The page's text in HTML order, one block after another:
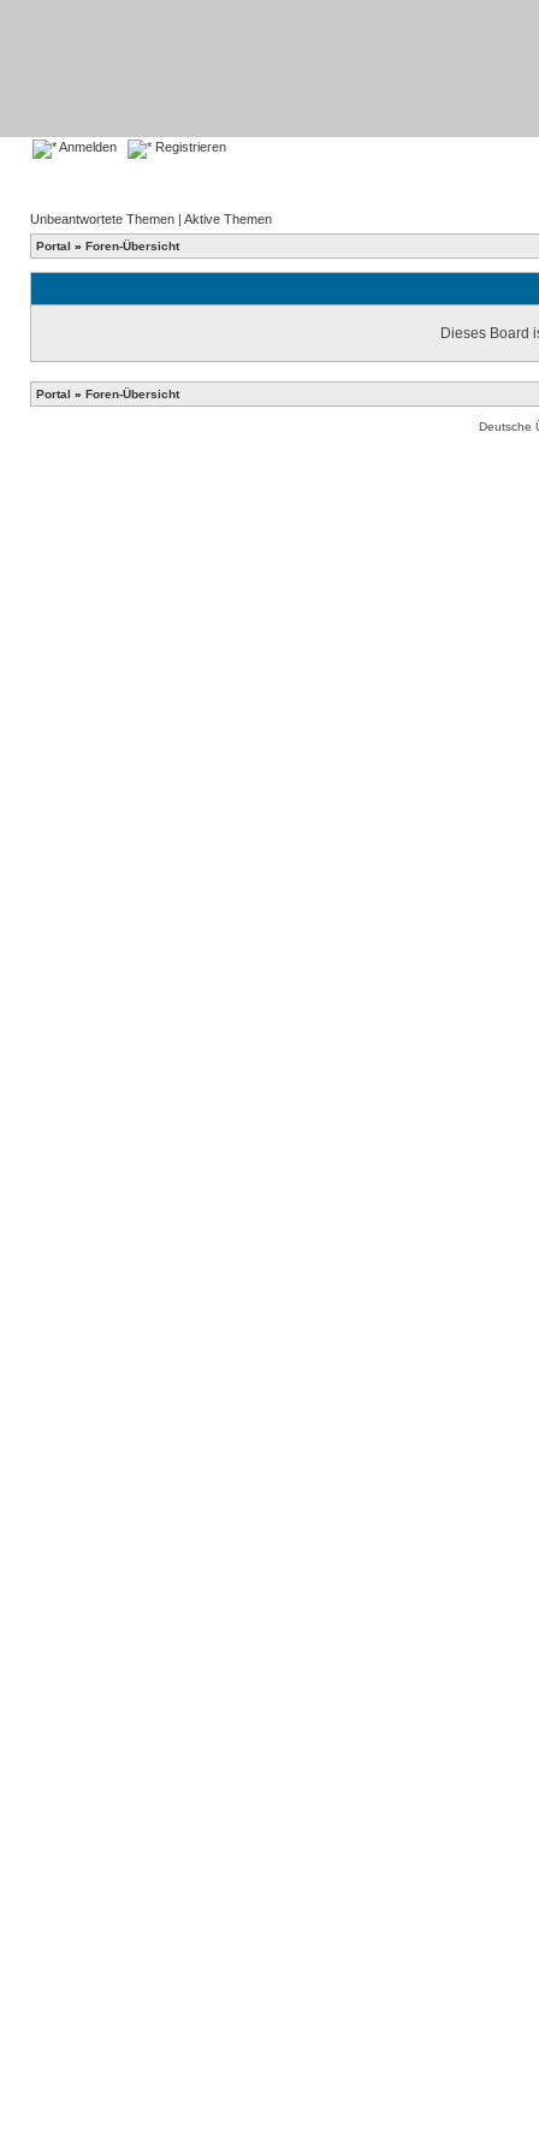
Anmelden Registrieren
Unbeantwortete Themen | Aktive Themen
Portal » Foren-Übersicht
Dieses Board
Portal » Foren-Übersicht
Deutsche